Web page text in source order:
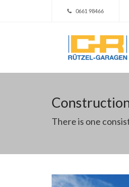
0661 98466
There is one